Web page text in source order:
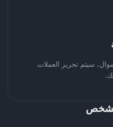
سيتم تحرير العملات
لشخص